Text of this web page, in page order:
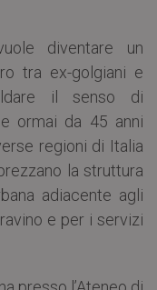
diventare un
tra ex-golgiani e
il senso di
ormai da 45 anni
regioni di Italia
la struttura
adiacente agli
e per i servizi